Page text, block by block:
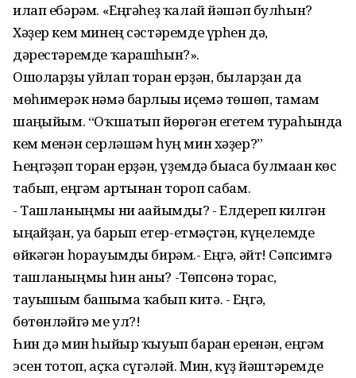
илап ебәрәм. «Еңгәһеҙ ҡалай йәшәп булһын?
Хәҙер кем минең сәстәремде үрһен дә,
дәрестәремде ҡарашһын?».
Ошоларҙы уйлап торған ерҙән, быларҙан да
мөһимерәк нәмә барлығы иҫемә төшөп, тамам
шаңғыйым. “Оҡшатып йөрөгән егетем тураһында
кем менән серләшәм һуң мин хәҙер?”
Һеңгәҙәп торған ерҙән, үҙемдә бығаса булмаған көс
табып, еңгәм артынан тороп сабам.
- Ташланыңмы ни ағайымды? - Елдереп килгән
ыңғайҙан, уға барып етер-етмәҫтән, күңелемде
өйкәгән һорауымды бирәм.- Еңгә, әйт! Сәпсимгә
ташланыңмы һин аны? -Төпсөнә торғас,
тауышым башыма ҡабып китә. - Еңгә,
бөтөнләйгә ме ул?!
Һин дә мин һыйыр ҡыуып барған еренән, еңгәм
эсен тотоп, аҫҡа сүгәләй. Мин, күҙ йәштәремде